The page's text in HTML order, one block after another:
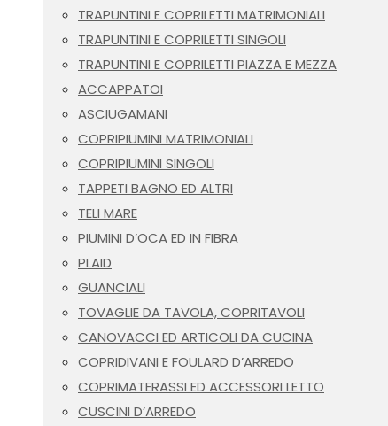
TRAPUNTINI E COPRILETTI MATRIMONIALI
TRAPUNTINI E COPRILETTI SINGOLI
TRAPUNTINI E COPRILETTI PIAZZA E MEZZA
ACCAPPATOI
ASCIUGAMANI
COPRIPIUMINI MATRIMONIALI
COPRIPIUMINI SINGOLI
TAPPETI BAGNO ED ALTRI
TELI MARE
PIUMINI D’OCA ED IN FIBRA
PLAID
GUANCIALI
TOVAGLIE DA TAVOLA, COPRITAVOLI
CANOVACCI ED ARTICOLI DA CUCINA
COPRIDIVANI E FOULARD D’ARREDO
COPRIMATERASSI ED ACCESSORI LETTO
CUSCINI D’ARREDO